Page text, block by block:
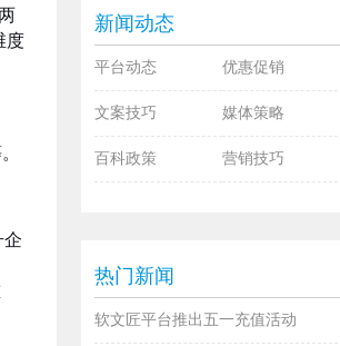
度
企
新闻动态
平台动态 优惠促销
文案技巧 媒体策略
百科政策 营销技巧
热门新闻
软文匠平台推出五一充值活动